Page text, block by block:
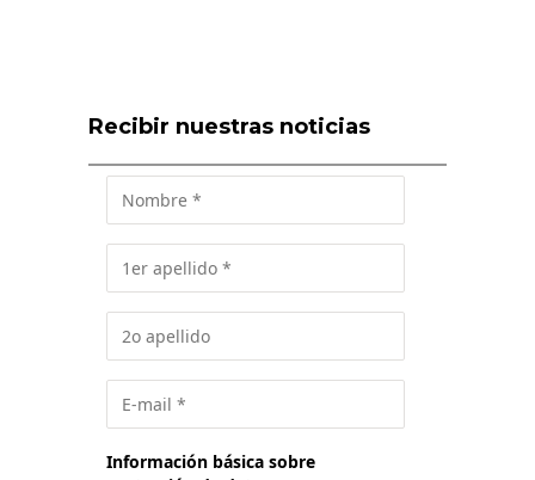
Recibir nuestras noticias
Información básica sobre